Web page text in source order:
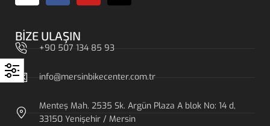
BIZE ULAŞIN
+90 507 134 85 93
info@mersinbikecenter.com.tr
Menteş Mah. 2535 Sk. Argün Plaza A blok No: 14 d,
33150 Yenişehir / Mersin